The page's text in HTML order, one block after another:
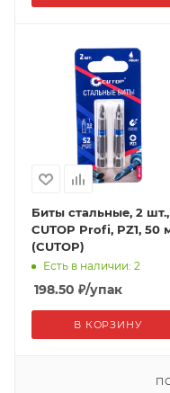
Биты стальные, 2 шт.,
CUTOP Profi, PZ1, 50
(CUTOP)
Есть в наличии: 2
198.50 ₽/упак
В КОРЗИНУ